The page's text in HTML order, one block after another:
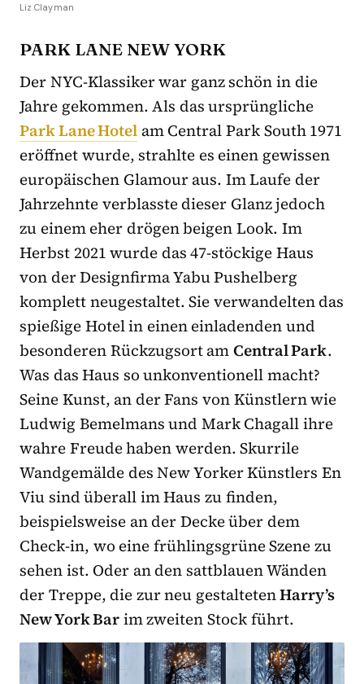
Liz Clayman
PARK LANE NEW YORK
Der NYC-Klassiker war ganz schön in die
Jahre gekommen. Als das ursprüngliche
Park Lane Hotel am Central Park South 1971
eröffnet wurde, strahlte es einen gewissen
europäischen Glamour aus. Im Laufe der
Jahrzehnte verblasste dieser Glanz jedoch
zu einem eher drögen beigen Look. Im
Herbst 2021 wurde das 47-stöckige Haus
von der Designfirma Yabu Pushelberg
komplett neugestaltet. Sie verwandelten das
spießige Hotel in einen einladenden und
besonderen Rückzugsort amCentral Park.
Was das Haus so unkonventionell macht?
Seine Kunst, an der Fans von Künstlern wie
Ludwig Bemelmans und Mark Chagall ihre
wahre Freude haben werden. Skurrile
Wandgemälde des New Yorker Künstlers En
Viu sind überall im Haus zu finden,
beispielsweise an der Decke über dem
Check-in, wo eine frühlingsgrüne Szene zu
sehen ist. Oder an den sattblauen Wänden
der Treppe, die zur neu gestaltetenHarry’s
New York Barim zweiten Stock führt.